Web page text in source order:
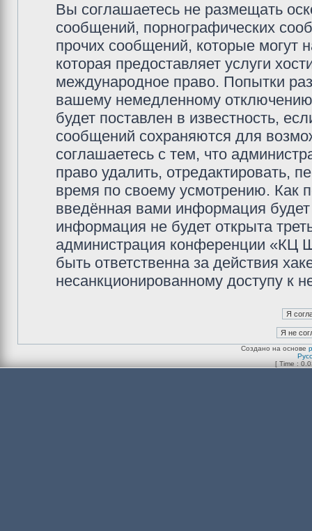
Вы соглашаетесь не размещать
сообщений, порнографических
прочих сообщений, которые могут
которая предоставляет услуги
международное право. Попытки
вашему немедленному
будет поставлен в известность,
сообщений сохраняются для
соглашаетесь с тем, что
право удалить, отредактировать,
время по своему усмотрению. Как
введённая вами информация
информация не будет открыта
администрация конференции «КЦ
быть ответственна за действия
несанкционированному доступу к
Создано на основе
[ Time :